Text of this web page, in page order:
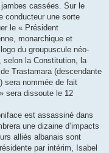
cassées. Sur le
conducteur une sorte
le « Président
monarchique et
du groupuscule néo-
selon la Constitution, la
Trastamara (descendante
sera nommée de fait
sera dissoute le 12
est assassiné dans
une dizaine d’impacts
alliés albanais sont
par intérim, Isabel